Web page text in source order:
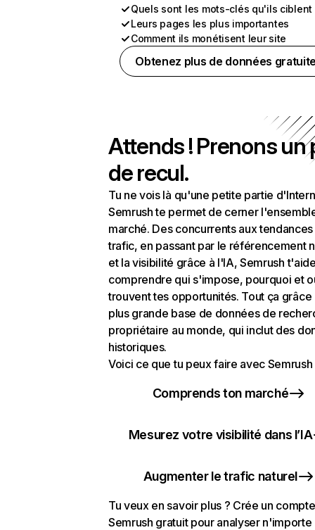
Quels sont les mots-clés qu'ils ciblent
Leurs pages les plus importantes
Comment ils monétisent leur site
Obtenez plus de données
Attends ! Prenons un
de recul.
Tu ne vois là qu'une petite partie
Semrush te permet de cerner
marché. Des concurrents aux
trafic, en passant par le référencement
et la visibilité grâce à l'IA, Semrush
comprendre qui s'impose, pourquoi et
trouvent tes opportunités. Tout ça grâce
plus grande base de données de
propriétaire au monde, qui inclut des
historiques.
Voici ce que tu peux faire avec Semrush
Comprends ton marché
Mesurez votre visibilité dans l’IA
Augmenter le trafic naturel
Tu veux en savoir plus ? Crée un compte
Semrush gratuit pour analyser n'importe